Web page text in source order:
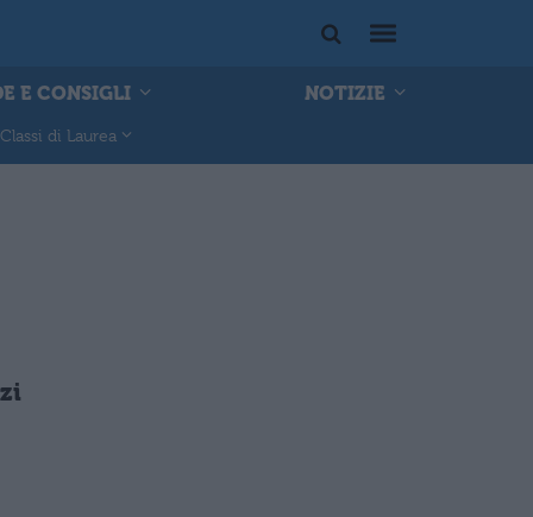
E CONSIGLI NOTIZIE
Classi di Laurea